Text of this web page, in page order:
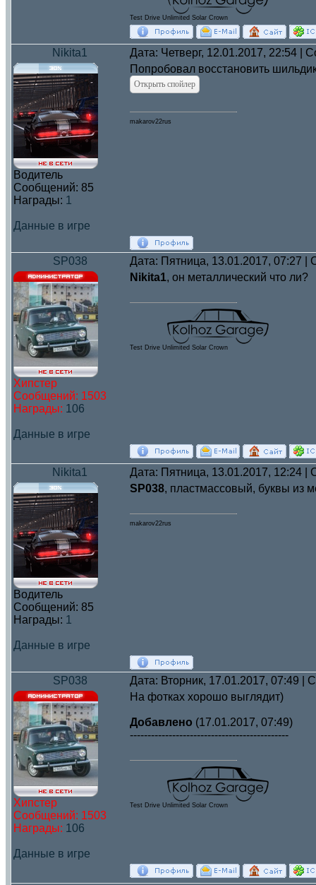
Test Drive Unlimited Solar Crown
Nikita1 Дата: Четверг, 12.01.2017, 22:54 |
Водитель
Сообщений: 85
Награды: 1
Данные в игре
Попробовал восстановить
makarov22rus
SP038 Дата: Пятница, 13.01.2017, 07:27
Хипстер
Сообщений: 1503
Награды: 106
Данные в игре
Nikita1, он металлический что ли?
Test Drive Unlimited Solar Crown
Nikita1 Дата: Пятница, 13.01.2017, 12:24
Водитель
Сообщений: 85
Награды: 1
Данные в игре
SP038, пластмассовый, буквы из
makarov22rus
SP038 Дата: Вторник, 17.01.2017, 07:49 |
Хипстер
Сообщений: 1503
Награды: 106
Данные в игре
На фотках хорошо выглядит)
Добавлено (17.01.2017, 07:49)
---------------------------------------------
Test Drive Unlimited Solar Crown